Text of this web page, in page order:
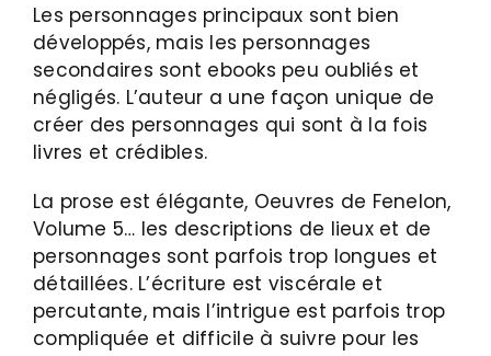
Les personnages principaux sont bien
développés, mais les personnages
secondaires sont ebooks peu oubliés et
négligés. L’auteur a une façon unique de
créer des personnages qui sont à la fois
livres et crédibles.
La prose est élégante, Oeuvres de Fenelon,
Volume 5… les descriptions de lieux et de
personnages sont parfois trop longues et
détaillées. L’écriture est viscérale et
percutante, mais l’intrigue est parfois trop
compliquée et difficile à suivre pour les